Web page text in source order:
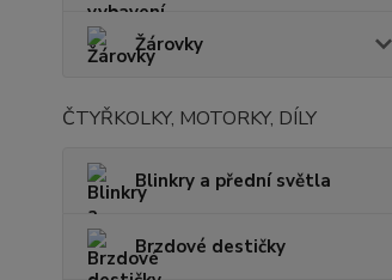
Žárovky
ČTYŘKOLKY, MOTORKY, DÍLY
Blinkry a přední světla
Brzdové destičky